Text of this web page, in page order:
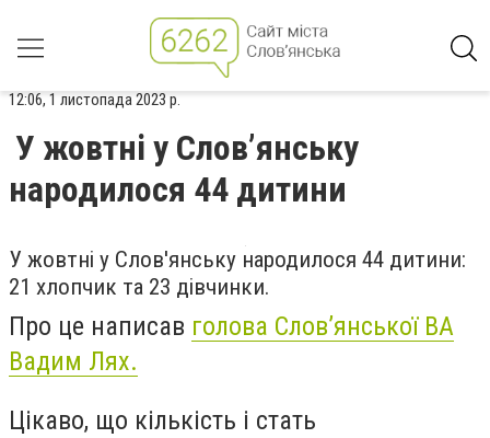
12:06, 1 листопада 2023 р.
У жовтні у Слов’янську
народилося 44 дитини
У жовтні у Слов'янську народилося 44 дитини:
21 хлопчик та 23 дівчинки.
Про це написав голова Слов’янської ВА
Вадим Лях.
Цікаво, що кількість і стать